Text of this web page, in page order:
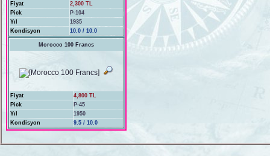
Fiyat
2,300 TL
Pick
P-104
Yıl
1935
Kondisyon
10.0 / 10.0
Morocco 100 Francs
Fiyat
4,800 TL
Pick
P-45
Yıl
1950
Kondisyon
9.5 / 10.0